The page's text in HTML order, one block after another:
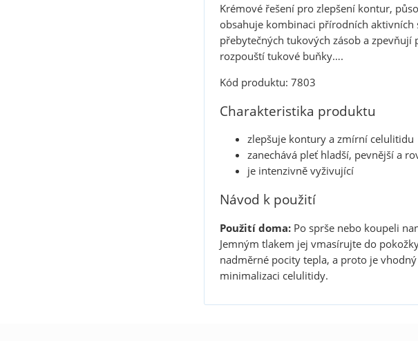
Krémové řešení pro zlepšení kontur,
obsahuje kombinaci přírodních
přebytečných tukových zásob a
rozpouští tukové buňky….
Kód produktu: 7803
Charakteristika produktu
zlepšuje kontury a zmírní celulitidu
zanechává pleť hladší, pevnější a
je intenzivně vyživující
Návod k použití
Použití doma:Po sprše nebo koupeli
Jemným tlakem jej vmasírujte do
nadměrné pocity tepla, a proto je
minimalizaci celulitidy.